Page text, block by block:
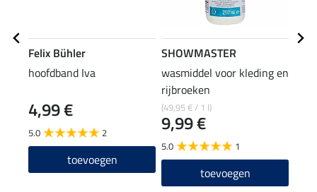
Felix Bühler
hoofdband Iva
4,99 €
5.0 2
toevoegen
SHOWMASTER
wasmiddel voor kleding en
rijbroeken
(49,95 € / 1 l)
9,99 €
5.0 1
toevoegen